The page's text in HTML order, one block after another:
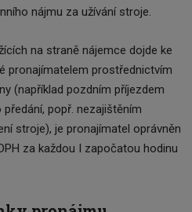
nájmu za užívání stroje.
na straně nájemce dojde ke
pronajímatelem prostřednictvím
(například pozdním příjezdem
popř. nezajištěním
stroje), je pronajímatel oprávněn
za každou I započatou hodinu